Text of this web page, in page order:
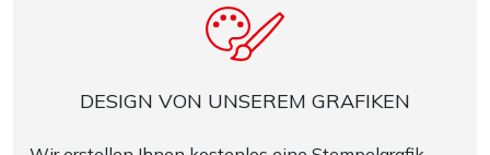
DESIGN VON UNSEREM GRAFIKEN